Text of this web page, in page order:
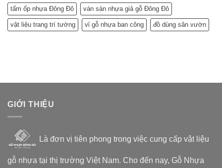
tấm ốp nhựa Đông Đô ván sàn nhựa giả gỗ Đông Đô
vật liệu trang trí tường vỉ gỗ nhựa ban công đồ dùng sân vườn
GIỚI THIỆU
Là đơn vị tiên phong trong việc cung cấp vật liệu
gỗ nhựa tại thị trường Việt Nam. Cho đến nay, Gỗ Nhựa